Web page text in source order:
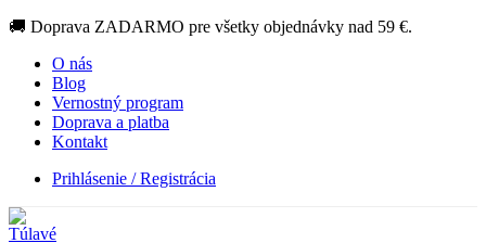
🚚 Doprava ZADARMO pre všetky objednávky nad 59 €.
O nás
Blog
Vernostný program
Doprava a platba
Kontakt
Prihlásenie / Registrácia